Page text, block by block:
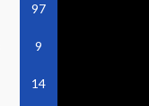
97
9
14